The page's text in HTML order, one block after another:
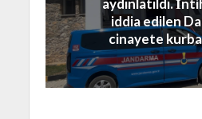
iddia edilen
cinayete